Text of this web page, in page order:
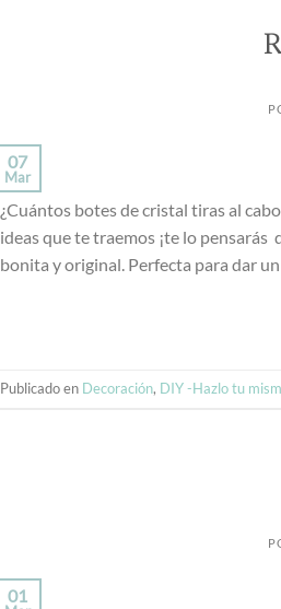
07
Mar
¿Cuántos botes de cristal tiras al
ideas que te traemos ¡te lo
bonita y original. Perfecta para dar
Publicado en Decoración, DIY -Hazlo tu
01